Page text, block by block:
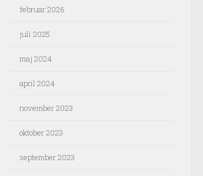
februar 2026
juli 2025
maj 2024
april 2024
november 2023
oktober 2023
september 2023